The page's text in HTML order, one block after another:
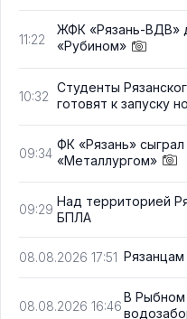
11:22
ЖФК «Рязань-ВДВ»
«Рубином»
10:32
Студенты
готовят к запуску
09:34
ФК «Рязань»
«Металлургом»
09:29
Над территорией
БПЛА
08.08.2026 17:51
08.08.2026 16:46
В Рыбном